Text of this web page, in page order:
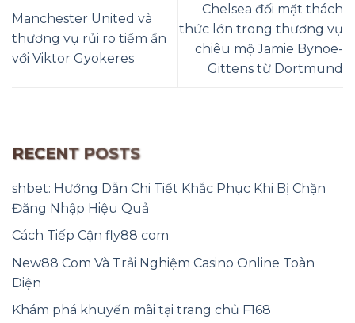
Manchester United và
thương vụ rủi ro tiềm ẩn
với Viktor Gyokeres
Chelsea đối mặt thách
thức lớn trong thương vụ
chiêu mộ Jamie Bynoe-
Gittens từ Dortmund
RECENT POSTS
shbet: Hướng Dẫn Chi Tiết Khắc Phục Khi Bị Chặn
Đăng Nhập Hiệu Quả
Cách Tiếp Cận fly88 com
New88 Com Và Trải Nghiệm Casino Online Toàn
Diện
Khám phá khuyến mãi tại trang chủ F168